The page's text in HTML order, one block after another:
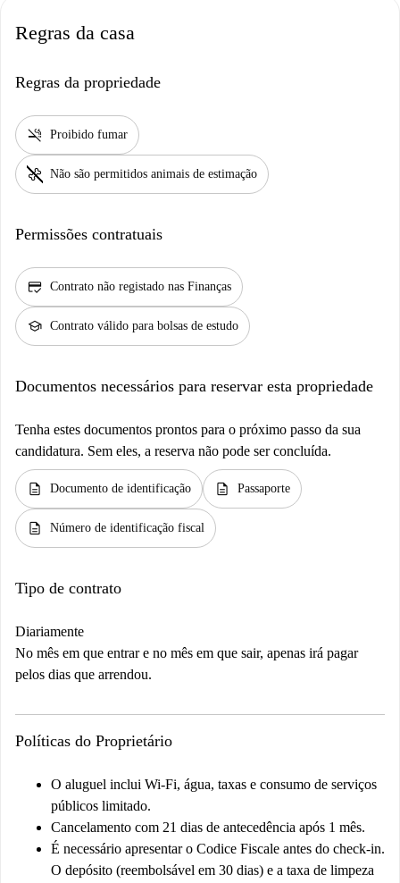
Regras da casa
Regras da propriedade
smoke_free Proibido fumar
pet_supplies Não são permitidos animais de estimação
Permissões contratuais
credit_score Contrato não registado nas Finanças
school Contrato válido para bolsas de estudo
Documentos necessários para reservar esta propriedade
Tenha estes documentos prontos para o próximo passo da sua
candidatura. Sem eles, a reserva não pode ser concluída.
description Documento de identificação description Passaporte
description Número de identificação fiscal
Tipo de contrato
Diariamente
No mês em que entrar e no mês em que sair, apenas irá pagar
pelos dias que arrendou.
Políticas do Proprietário
O aluguel inclui Wi-Fi, água, taxas e consumo de serviços
públicos limitado.
Cancelamento com 21 dias de antecedência após 1 mês.
É necessário apresentar o Codice Fiscale antes do check-in.
O depósito (reembolsável em 30 dias) e a taxa de limpeza